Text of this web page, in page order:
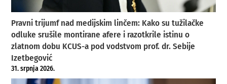
Pravni trijumf nad medijskim linčem: Kako su tužilačke
odluke srušile montirane afere i razotkrile istinu o
zlatnom dobu KCUS-a pod vodstvom prof. dr. Sebije
Izetbegović
31. srpnja 2026.